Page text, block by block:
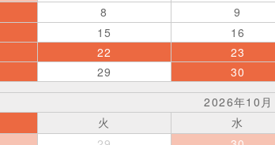
8 9
15 16
22 23
29 30
2026年10月
火 水